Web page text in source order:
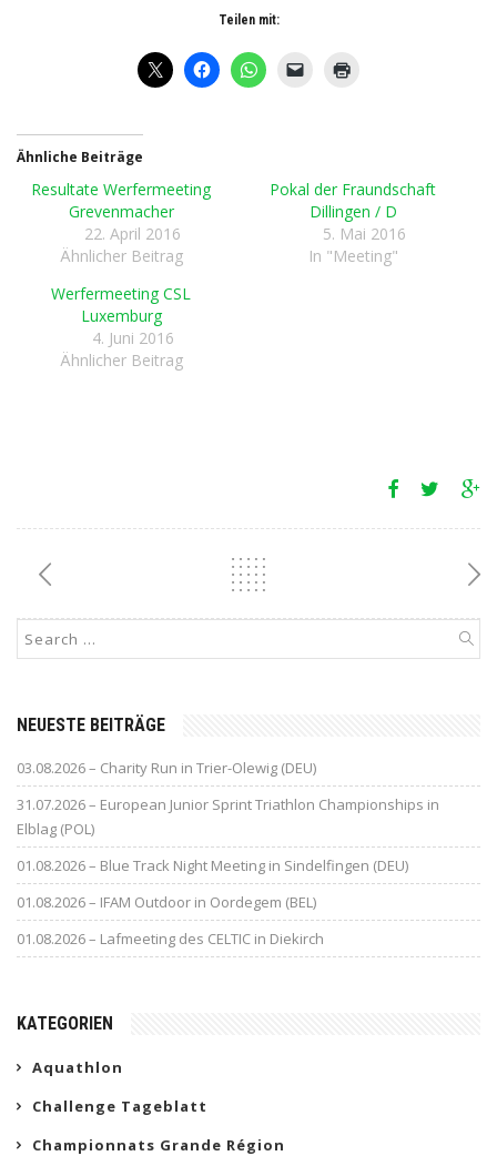
Teilen mit:
Ähnliche Beiträge
Resultate Werfermeeting
Grevenmacher
22. April 2016
Ähnlicher Beitrag
Pokal der Fraundschaft
Dillingen / D
5. Mai 2016
In "Meeting"
Werfermeeting CSL
Luxemburg
4. Juni 2016
Ähnlicher Beitrag
NEUESTE BEITRÄGE
03.08.2026 – Charity Run in Trier-Olewig (DEU)
31.07.2026 – European Junior Sprint Triathlon Championships in
Elblag (POL)
01.08.2026 – Blue Track Night Meeting in Sindelfingen (DEU)
01.08.2026 – IFAM Outdoor in Oordegem (BEL)
01.08.2026 – Lafmeeting des CELTIC in Diekirch
KATEGORIEN
Aquathlon
Challenge Tageblatt
Championnats Grande Région